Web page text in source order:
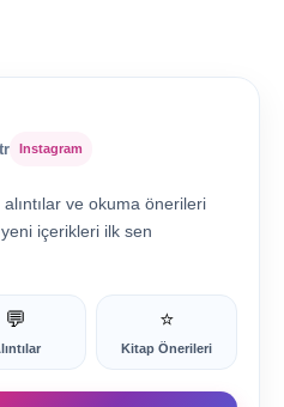
Instagram
ve okuma önerileri
içerikleri ilk sen
💬 ⭐
Kitap Önerileri